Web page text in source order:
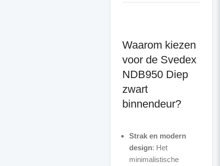
Waarom kiezen
voor de Svedex
NDB950 Diep
zwart
binnendeur?
Strak en modern
design: Het
minimalistische